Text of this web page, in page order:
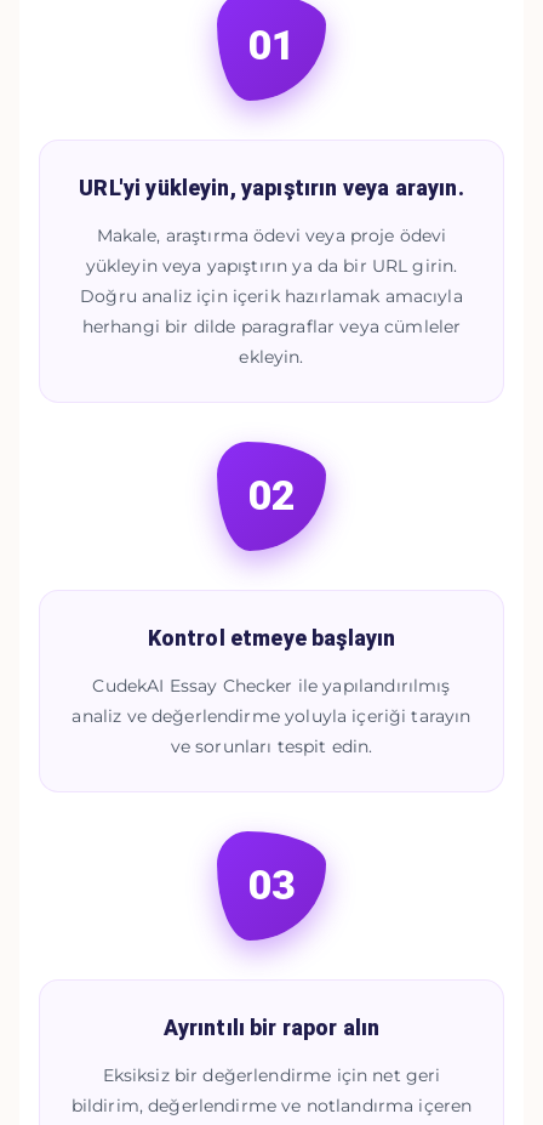
01
URL'yi yükleyin, yapıştırın veya arayın.
Makale, araştırma ödevi veya proje ödevi
yükleyin veya yapıştırın ya da bir URL girin.
Doğru analiz için içerik hazırlamak amacıyla
herhangi bir dilde paragraflar veya cümleler
ekleyin.
02
Kontrol etmeye başlayın
CudekAI Essay Checker ile yapılandırılmış
analiz ve değerlendirme yoluyla içeriği tarayın
ve sorunları tespit edin.
03
Ayrıntılı bir rapor alın
Eksiksiz bir değerlendirme için net geri
bildirim, değerlendirme ve notlandırma içeren